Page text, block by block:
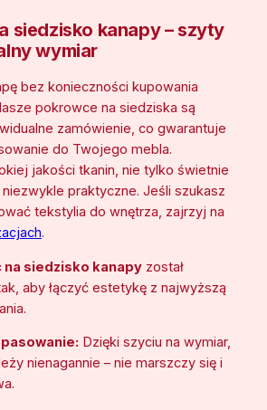
2
0
0
z
ł
siedzisko kanapy – szyty
wymiar
bez konieczności kupowania
pokrowce na siedziska są
zamówienie, co gwarantuje
do Twojego mebla.
jakości tkanin, nie tylko świetnie
praktyczne. Jeśli szukasz
tekstylia do wnętrza, zajrzyj na
.
siedzisko kanapyzostał
aby łączyć estetykę z najwyższą
Dzięki szyciu na wymiar,
nienagannie – nie marszczy się i